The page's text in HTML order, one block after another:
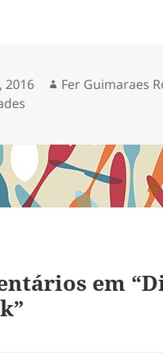
2016 Autor
Fer Guimaraes
em